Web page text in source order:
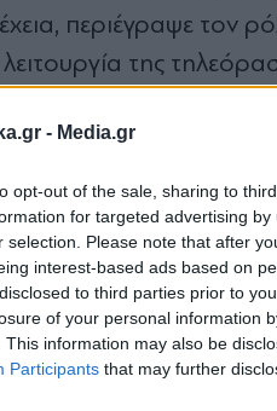
- Media.gr
opt-out of the sale, sharing to
for targeted advertising
selection. Please note that after
interest-based ads based on
to third parties prior to
of your personal information
This information may also be
Participants that may further
περιέγραψε τον
της
των Ρέβη και
η τηλεόραση και
ελπίζω να δώσει τη
των δύο
στο παρελθόν
σταθμού. Με